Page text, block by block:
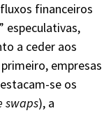
financeiros
especulativas,
a ceder aos
empresas
se os
swaps), a